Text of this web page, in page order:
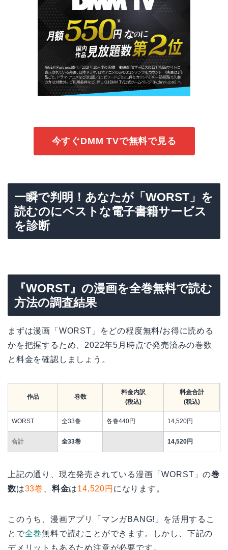
今すぐDMM TVで無料で見る
一瞬で判明！あなたが「WORST」を
読むのにベストな電子書籍サービス
を診断
『WORST』の漫画を全巻無料で読む
方法の調査結果
まずは漫画「WORST」をどの程度無料/お得に読める
かを把握するため、2022年5月時点で発売済みの巻数
と料金を確認しましょう。
作品 巻数
料金内訳
(税込)
料金合計
(税込)
WORST 全33巻 各巻440円 14,520円
合計 全33巻 14,520円
上記の通り、現在発売されている漫画「WORST」の巻
数は33巻 料金は14,520円 になります。
このうち、漫画アプリ「マンガBANG!」を活用するこ
とで全巻無料で読むことができます。しかし、下記の
デメリットもあるため注意が必要です。